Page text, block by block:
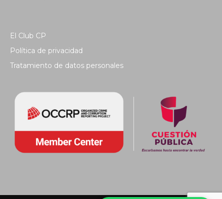
El Club CP
Política de privacidad
Tratamiento de datos personales